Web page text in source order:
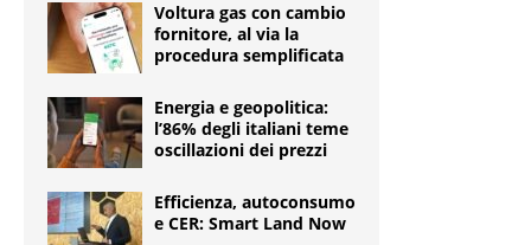
Voltura gas con cambio
fornitore, al via la
procedura semplificata
Energia e geopolitica:
l’86% degli italiani teme
oscillazioni dei prezzi
Efficienza, autoconsumo
e CER: Smart Land Now